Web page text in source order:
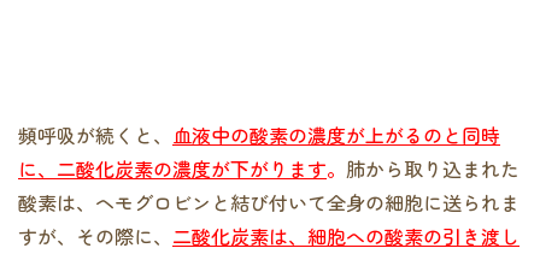
頻呼吸が続くと、 血液中の酸素の濃度が上がるのと同時
に、二酸化炭素の濃度が下がります。 肺から取り込まれた
酸素は、ヘモグロビンと結び付いて全身の細胞に送られま
すが、その際に、 二酸化炭素は、細胞への酸素の引き渡し